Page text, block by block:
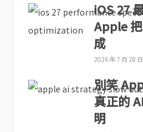
iOS 27
Apple
成
2026 年 7 月 28 日
別笑
真正的
明